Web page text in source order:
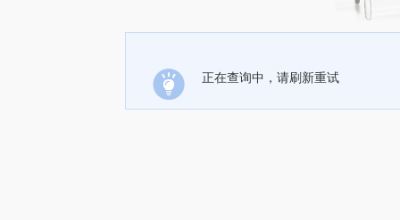
正在查询中，请刷新重试